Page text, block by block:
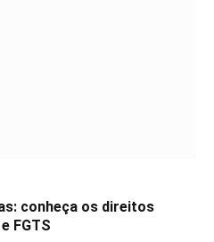
conheça os direitos
FGTS